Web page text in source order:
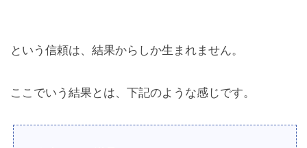
という信頼は、結果からしか生まれません。
ここでいう結果とは、下記のような感じです。